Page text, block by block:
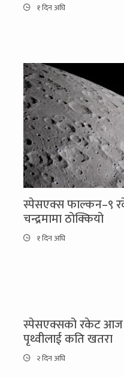
१ दिन अघि
स्पेसएक्स फाल्कन–९
चन्द्रमामा ठोक्कियो
१ दिन अघि
स्पेसएक्सको रकेट आज
पृथ्वीलाई कति खतरा
२ दिन अघि